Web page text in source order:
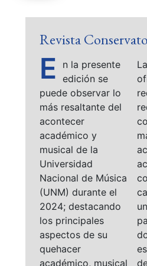
Revista
E
n la presente
edición se
puede observar lo
más resaltante del
acontecer
académico y
musical de la
Universidad
Nacional de Música
(UNM) durante el
2024; destacando
los principales
aspectos de su
quehacer
académico, musical